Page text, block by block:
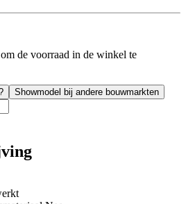
de voorraad in de winkel te
Showmodel bij andere bouwmarkten